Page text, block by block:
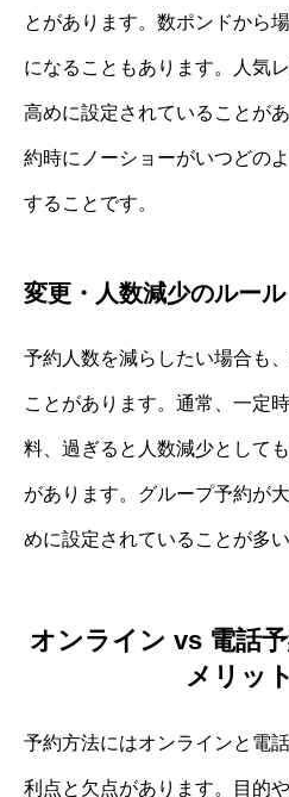
とがあります。数ポンドから
になることもあります。人気
高めに設定されていることが
約時にノーショーがいつどの
することです。
変更・人数減少のルール
予約人数を減らしたい場合も
ことがあります。通常、一定
料、過ぎると人数減少として
があります。グループ予約が
めに設定されていることが多い
オンライン vs 電話
メリッ
予約方法にはオンラインと電
利点と欠点があります。目的